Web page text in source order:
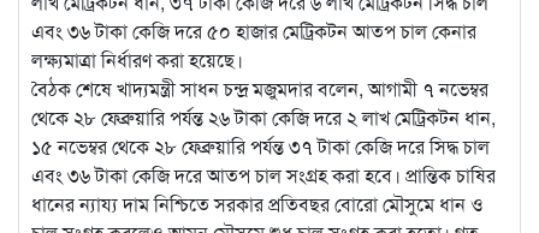
এবং ৩৬ টাকা কেজি দরে ৫০ হাজার মেট্রিকটন আতপ চাল কেনার
লক্ষ্যমাত্রা নির্ধারণ করা হয়েছে।
বৈঠক শেষে খাদ্যমন্ত্রী সাধন চন্দ্র মজুমদার বলেন, আগামী ৭ নভেম্বর
থেকে ২৮ ফেব্রুয়ারি পর্যন্ত ২৬ টাকা কেজি দরে ২ লাখ মেট্রিকটন ধান,
১৫ নভেম্বর থেকে ২৮ ফেব্রুয়ারি পর্যন্ত ৩৭ টাকা কেজি দরে সিদ্ধ চাল
এবং ৩৬ টাকা কেজি দরে আতপ চাল সংগ্রহ করা হবে। প্রান্তিক চাষির
ধানের ন্যায্য দাম নিশ্চিতে সরকার প্রতিবছর বোরো মৌসুমে ধান ও